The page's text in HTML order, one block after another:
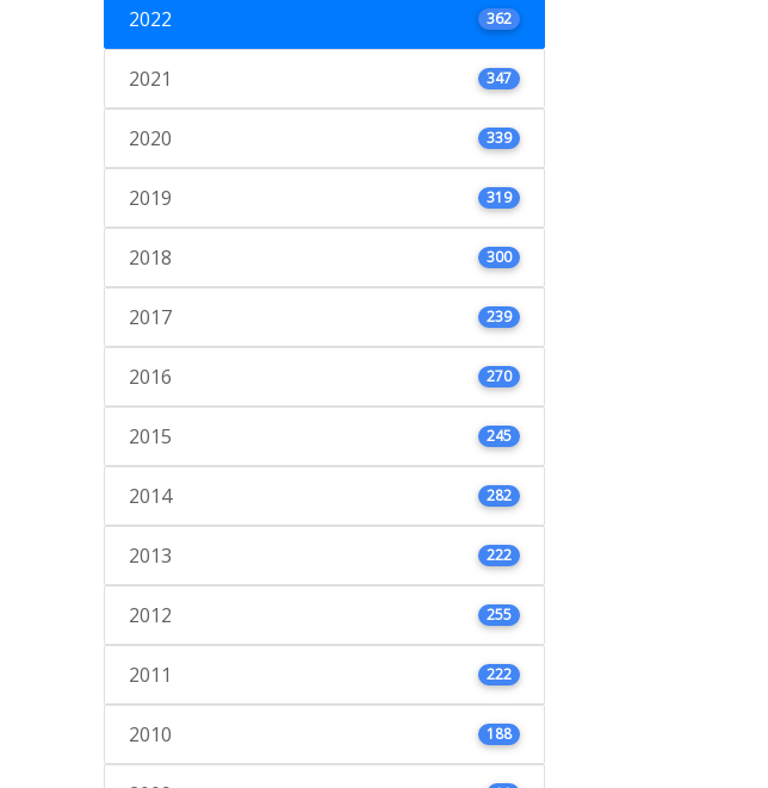
2022 362
2021 347
2020 339
2019 319
2018 300
2017 239
2016 270
2015 245
2014 282
2013 222
2012 255
2011 222
2010 188